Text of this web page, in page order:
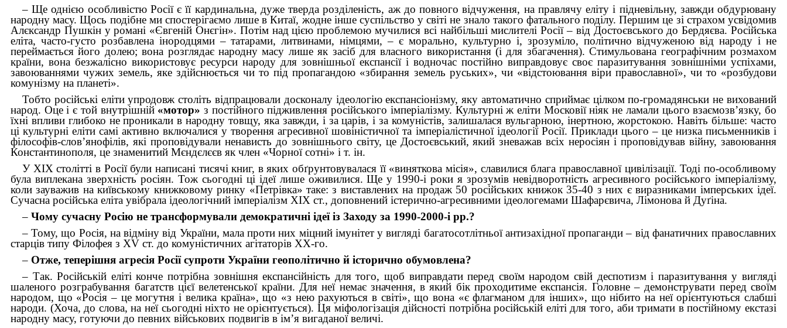
– Ще однією особливістю Росії є її кардинальна, дуже тверда розділеність, аж до повного відчуження, на правлячу еліту і підневільну, завжди обдурювану
народну масу. Щось подібне ми спостерігаємо лише в Китаї, жодне інше суспільство у світі не знало такого фатального поділу. Першим це зі страхом усвідомив
Алєксандр Пушкін у романі «Євгеній Онєгін». Потім над цією проблемою мучилися всі найбільші мислителі Росії – від Достоєвського до Бердяєва. Російська
еліта, часто-густо розбавлена інородцями – татарами, литвинами, німцями, – є морально, культурно і, зрозуміло, політично відчуженою від народу і не
переймається його долею; вона розглядає народну масу лише як засіб для власного використання (і для збагачення). Стимульована географічним розмахом
країни, вона безжалісно використовує ресурси народу для зовнішньої експансії і водночас постійно виправдовує своє паразитування зовнішніми успіхами,
завоюваннями чужих земель, яке здійсню­ється чи то під пропагандою «збирання земель руських», чи «відстоювання віри православної», чи то «розбудови
комунізму на планеті».
Тобто російські еліти упродовж століть відпрацювали досконалу ідеологію експансіонізму, яку автоматично сприймає цілком по-громадянськи не вихований
народ. Оце і є той внутрішній «мотор»з постійного підживлення російського імперіалізму. Культурні ж еліти Московії ніяк не ламали цього взаємозв’язку, бо
їхні впливи глибоко не проникали в народну товщу, яка завжди, і за царів, і за комуністів, залишалася вульгарною, інертною, жорстокою. Навіть більше: часто
ці культурні еліти самі активно включалися у творення агресивної шовіністичної та імперіалістичної ідеології Росії. Приклади цього – це низка письменників і
філософів-слов’янофілів, які проповідували ненависть до зовнішнього світу, це Достоєвський, який зневажав всіх неросіян і проповідував війну, завоювання
Константинополя, це знаменитий Мєндєлєєв як член «Чорної сотні» і т. ін.
У ХІХ столітті в Росії були написані тисячі книг, в яких обґрунтовувалася її «виняткова місія», славилися блага православної цивілізації. Тоді по-особливому
була виплекана зверхність росіян. Тож сьогодні ці ідеї лише оживилися. Ще у 1990-і роки я зрозумів невідворотність агресивного російського імперіалізму,
коли зауважив на київському книжковому ринку «Петрівка» таке: з виставлених на продаж 50 російських книжок 35-40 з них є виразниками імперських ідеї.
Сучасна російська еліта увібрала ідеологічний імперіалізм ХІХ ст., доповнений істерично-агресивними ідеологемами Шафарєвича, Лімонова й Дуґіна.
– Чому сучасну Росію не транс­формували демократичні ідеї із Заходу за 1990-2000-і рр.?
– Тому, що Росія, на відміну від України, мала проти них міцний імунітет у вигляді багатосотлітньої антизахідної пропаганди – від фанатичних православних
старців типу Філофея з ХV ст. до комуністичних агітаторів XX-го.
– Отже, теперішня агресія Росії супроти України геополітично й історично обумовлена?
– Так. Російській еліті конче потрібна зовнішня експансійність для того, щоб виправдати перед своїм народом свій деспотизм і паразитування у вигляді
шаленого розграбування багатств цієї велетенської країни. Для неї немає значення, в який бік проходитиме експансія. Головне – демонструвати перед своїм
народом, що «Росія – це могутня і велика країна», що «з нею рахуються в світі», що вона «є флагманом для інших», що нібито на неї орієнтуються слабші
народи. (Хоча, до слова, на неї сьогодні ніхто не орієнтується). Ця міфологізація дійсності потрібна російській еліті для того, аби тримати в постійному екстазі
народну масу, готуючи до певних військових подвигів в ім’я вигаданої величі.